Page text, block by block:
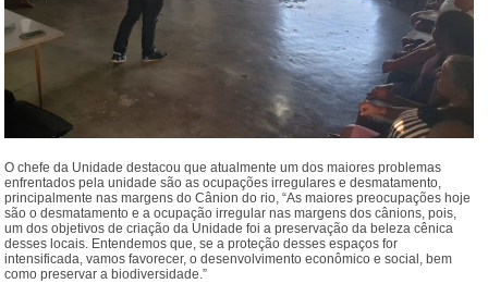
O chefe da Unidade destacou que atualmente um dos maiores problemas
enfrentados pela unidade são as ocupações irregulares e desmatamento,
principalmente nas margens do Cânion do rio, “As maiores preocupações hoje
são o desmatamento e a ocupação irregular nas margens dos cânions, pois,
um dos objetivos de criação da Unidade foi a preservação da beleza cênica
desses locais. Entendemos que, se a proteção desses espaços for
intensificada, vamos favorecer, o desenvolvimento econômico e social, bem
como preservar a biodiversidade.”